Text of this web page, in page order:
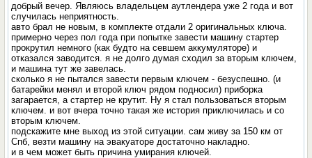
добрый вечер. Являюсь владельцем аутлендера уже 2 года и вот
случилась неприятность.
авто брал не новым, в комплекте отдали 2 оригинальных ключа.
примерно через пол года при попытке завести машину стартер
прокрутил немного (как будто на севшем аккумуляторе) и
отказался заводится. я не долго думая сходил за вторым ключем,
и машина тут же завелась.
сколько я не пытался завести первым ключем - безуспешно. (и
батарейки менял и второй ключ рядом подносил) приборка
загарается, а стартер не крутит. Ну я стал пользоваться вторым
ключем. и вот вчера точно такая же история приключилась и со
вторым ключем.
подскажите мне выход из этой ситуации. сам живу за 150 км от
Спб, везти машину на эвакуаторе достаточно накладно.
и в чем может быть причина умирания ключей.